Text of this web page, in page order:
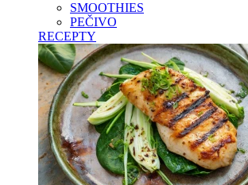
SMOOTHIES
PEČIVO
RECEPTY